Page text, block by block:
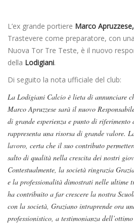
L’ex grande portiere Marco Apruzzese,
Trastevere come preparatore, con
Nuova Tor Tre Teste, è il nuovo
della Lodigiani.
Di seguito la nota ufficiale del club:
La Lodigiani Calcio è lieta di annunciare
Marco Apruzzese sarà il nuovo
di grande esperienza e punto di riferimento
rappresenta una risorsa di grande valore.
lavoro, certa che il suo contributo
salto di qualità nella crescita dei nostri
Contestualmente, la società ringrazia
e la professionalità dimostrati nelle ultime
ha contribuito a far crescere la nostra
con la società, Graziano intraprende ora
professionistico, a testimonianza